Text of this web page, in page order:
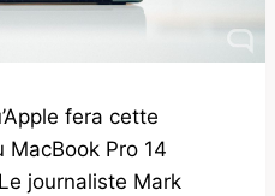
fera cette
MacBook Pro 14
journaliste Mark